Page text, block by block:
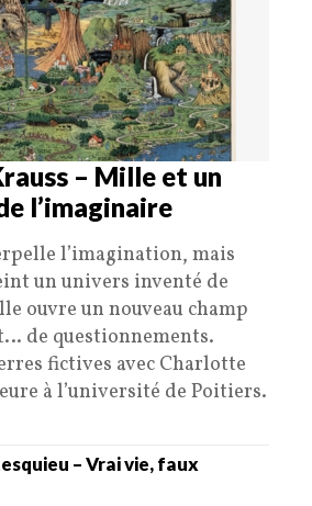
– Mille et un
l’imaginaire
l’imagination, mais
un univers inventé de
ouvre un nouveau champ
de questionnements.
fictives avec Charlotte
à l’université de Poitiers.
– Vrai vie, faux